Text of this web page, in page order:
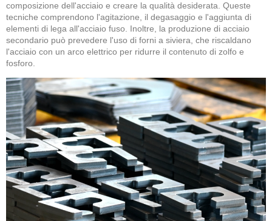
composizione dell'acciaio e creare la qualità desiderata. Queste
tecniche comprendono l'agitazione, il degasaggio e l'aggiunta di
elementi di lega all'acciaio fuso. Inoltre, la produzione di acciaio
secondario può prevedere l'uso di forni a siviera, che riscaldano
l'acciaio con un arco elettrico per ridurre il contenuto di zolfo e
fosforo.